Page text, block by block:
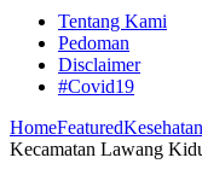
Tentang Kami
Pedoman
Disclaimer
#Covid19
HomeFeatured
Kecamatan Lawang